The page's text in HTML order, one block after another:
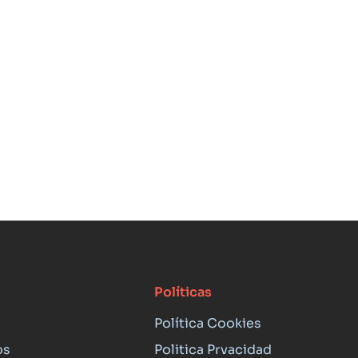
Políticas
Política Cookies
Politica Prvacidad